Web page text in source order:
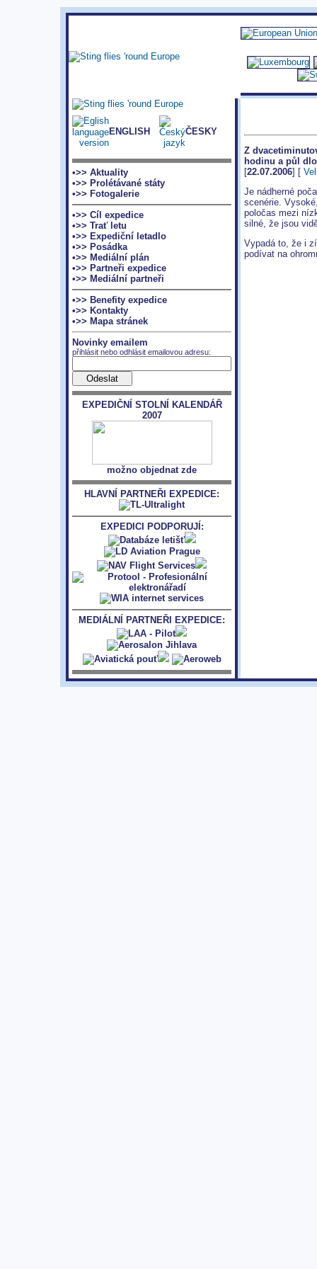
ENGLISH ČESKY
•>> Aktuality
•>> Prolétávané státy
•>> Fotogalerie
•>> Cíl expedice
•>> Trať letu
•>> Expediční letadlo
•>> Posádka
•>> Mediální plán
•>> Partneři expedice
•>> Mediální partneři
•>> Benefity expedice
•>> Kontakty
•>> Mapa stránek
Novinky emailem
přihlásit nebo odhlásit emailovou adresu:
EXPEDIČNÍ STOLNÍ KALENDÁŘ
2007
možno objednat zde
HLAVNÍ PARTNEŘI EXPEDICE:
EXPEDICI PODPORUJÍ:
MEDIÁLNÍ PARTNEŘI EXPEDICE:
Z
hodinu a půl
[22.07.2006] [
Je nádherné
scenérie. Vysoké
poločas mezi
silné, že jsou
Vypadá to, že i
podívat na